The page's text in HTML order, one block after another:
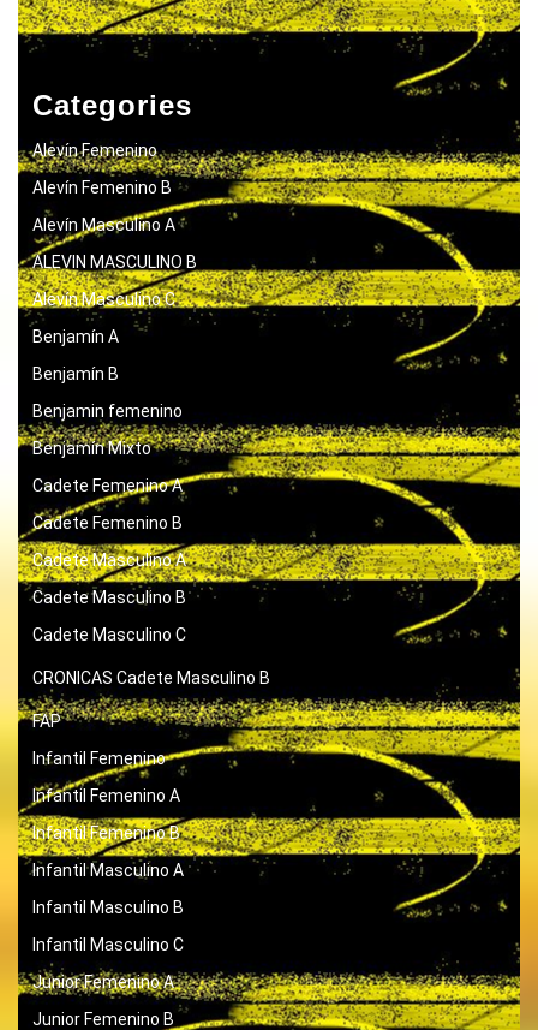
Categories
Alevín Femenino
Alevín Femenino B
Alevín Masculino A
ALEVIN MASCULINO B
Alevín Masculino C
Benjamín A
Benjamín B
Benjamin femenino
Benjamín Mixto
Cadete Femenino A
Cadete Femenino B
Cadete Masculino A
Cadete Masculino B
Cadete Masculino C
CRONICAS Cadete Masculino B
FAP
Infantil Femenino
Infantil Femenino A
Infantil Femenino B
Infantil Masculino A
Infantil Masculino B
Infantil Masculino C
Junior Femenino A
Junior Femenino B